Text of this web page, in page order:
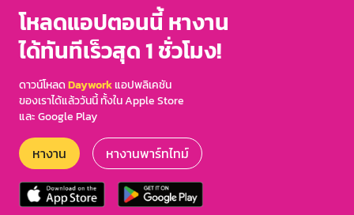
โหลดแอปตอนนี้ หางาน
ได้ทันทีเร็วสุด 1 ชั่วโมง!
ดาวน์โหลดDayworkแอปพลิเคชัน
ของเราได้แล้ววันนี้ ทั้งใน Apple Store
และ Google Play
หางาน หางานพาร์ทไทม์